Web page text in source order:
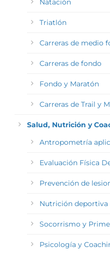
Natación
Triatlón
Carreras de medio
Carreras de fondo
Fondo y Maratón
Carreras de Trail y
Salud, Nutrición y
Antropometría
Evaluación Física
Prevención de
Nutrición deportiva
Socorrismo y
Psicología y